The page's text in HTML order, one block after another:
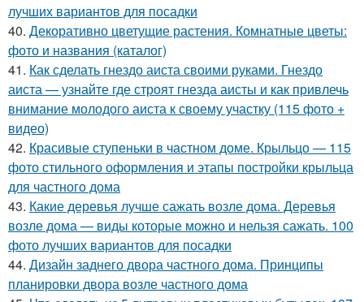
лучших вариантов для посадки
40. Декоративно цветущие растения. Комнатные цветы:
фото и названия (каталог)
41. Как сделать гнездо аиста своими руками. Гнездо
аиста — узнайте где строят гнезда аисты и как привлечь
внимание молодого аиста к своему участку (115 фото +
видео)
42. Красивые ступеньки в частном доме. Крыльцо — 115
фото стильного оформления и этапы постройки крыльца
для частного дома
43. Какие деревья лучше сажать возле дома. Деревья
возле дома — виды которые можно и нельзя сажать. 100
фото лучших вариантов для посадки
44. Дизайн заднего двора частного дома. Принципы
планировки двора возле частного дома